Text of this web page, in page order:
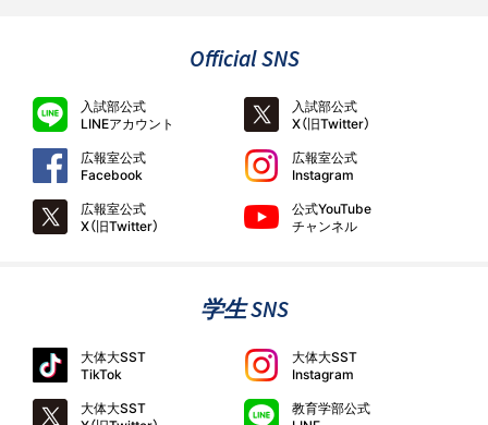
Official SNS
入試部公式
LINEアカウント
入試部公式
X（旧Twitter）
広報室公式
Facebook
広報室公式
Instagram
広報室公式
X（旧Twitter）
公式YouTube
チャンネル
学生 SNS
大体大SST
TikTok
大体大SST
Instagram
大体大SST
教育学部公式